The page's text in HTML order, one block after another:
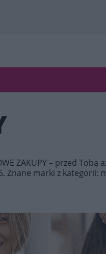
ZAKUPY – przed
Znane marki z